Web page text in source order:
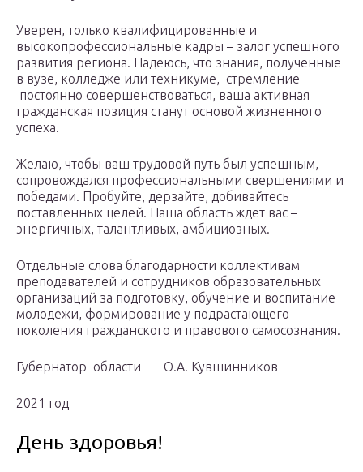
Уверен, только квалифицированные и
высокопрофессиональные кадры – залог успешного
развития региона. Надеюсь, что знания, полученные
в вузе, колледже или техникуме, стремление
постоянно совершенствоваться, ваша активная
гражданская позиция станут основой жизненного
успеха.
Желаю, чтобы ваш трудовой путь был успешным,
сопровождался профессиональными свершениями и
победами. Пробуйте, дерзайте, добивайтесь
поставленных целей. Наша область ждет вас –
энергичных, талантливых, амбициозных.
Отдельные слова благодарности коллективам
преподавателей и сотрудников образовательных
организаций за подготовку, обучение и воспитание
молодежи, формирование у подрастающего
поколения гражданского и правового самосознания.
Губернатор области О.А. Кувшинников
2021 год
День здоровья!